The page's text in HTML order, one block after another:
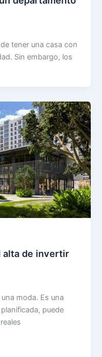
tener una casa con
Sin embargo, los
alta de invertir
moda. Es una
puede